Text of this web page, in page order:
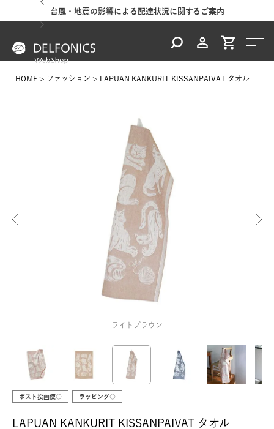
台風・地震の影響による配達状況に関するご案内
HOME ファッション LAPUAN KANKURIT KISSANPAIVAT タオル
ライトブラウン
ポスト投函便○ ラッピング○
LAPUAN KANKURIT KISSANPAIVAT タオル